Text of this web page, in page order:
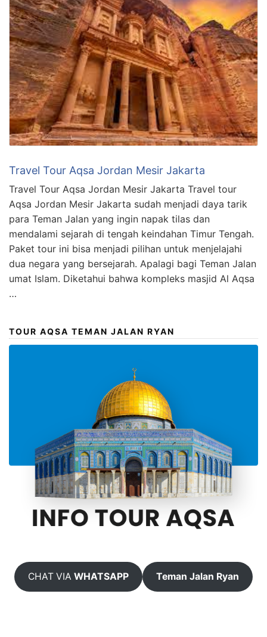
Travel Tour Aqsa Jordan Mesir Jakarta
Travel Tour Aqsa Jordan Mesir Jakarta Travel tour
Aqsa Jordan Mesir Jakarta sudah menjadi daya tarik
para Teman Jalan yang ingin napak tilas dan
mendalami sejarah di tengah keindahan Timur Tengah.
Paket tour ini bisa menjadi pilihan untuk menjelajahi
dua negara yang bersejarah. Apalagi bagi Teman Jalan
umat Islam. Diketahui bahwa kompleks masjid Al Aqsa
…
TOUR AQSA TEMAN JALAN RYAN
CHAT VIAWHATSAPP Teman Jalan Ryan